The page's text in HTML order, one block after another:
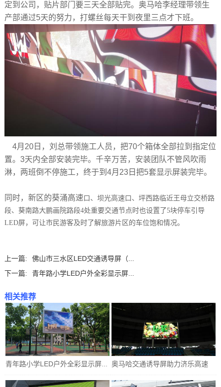
定到公司，贴片部门要三天全部贴完。奥马哈李经理带领生
产部通过5天的努力，打螺丝每天干到夜里三点才下班。
4月20日，刘总带领施工人员，把70个箱体全部拉到指定位
置。3天内全部安装完毕。千辛万苦，安装团队不管风吹雨
淋，两班倒不停施工，终于到4月23日把5套显示屏装完毕。
同时，新区的葵涌高速 口、坝光高速口、坪西路临近王母立交桥路
段、葵南路大鹏画院路段4处重要交通节点时也设置了5块停车引导
LED屏，可让市民游客及时了解旅游片区的车位饱和情况。
上一篇:
佛山市三水区LED交通诱导屏（...
下一篇:
青年路小学LED户外全彩显示屏...
相关推荐
青年路小学LED户外全彩显示屏... 奥马哈交通诱导屏助力济乐高速